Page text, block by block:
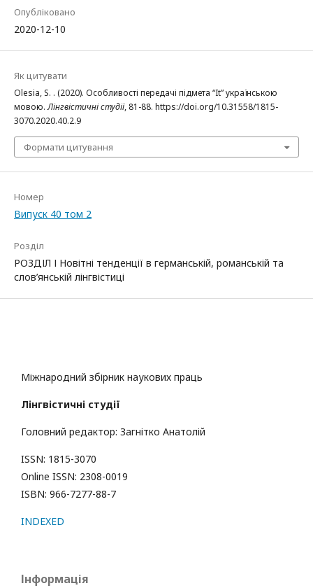
Опубліковано
2020-12-10
Як цитувати
Olesia, S. . (2020). Особливості передачі підмета “It” українською
мовою.Лінгвістичні студії, 81-88. https://doi.org/10.31558/1815-
3070.2020.40.2.9
Формати цитування
Номер
Випуск 40 том 2
Розділ
РОЗДІЛ І Новітні тенденції в германській, романській та
слов’янській лінгвістиці
Міжнародний збірник наукових праць
Лінгвістичні студії
Головний редактор: Загнітко Анатолій
ISSN: 1815-3070
Online ISSN: 2308-0019
ISBN: 966-7277-88-7
INDEXED
Інформація